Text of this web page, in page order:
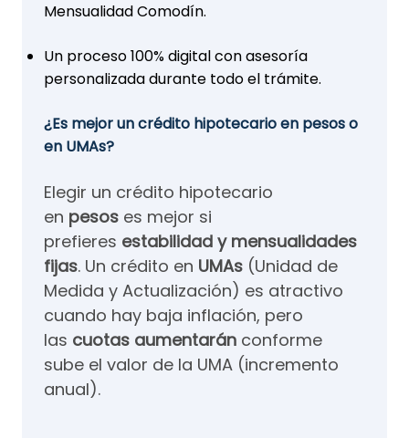
Mensualidad Comodín.
Un proceso 100% digital con asesoría
personalizada durante todo el trámite.
¿Es mejor un crédito hipotecario en pesos o
en UMAs?
Elegir un crédito hipotecario
en pesos es mejor si
prefieres estabilidad y mensualidades
fijas. Un crédito en UMAs (Unidad de
Medida y Actualización) es atractivo
cuando hay baja inflación, pero
las cuotas aumentarán conforme
sube el valor de la UMA (incremento
anual).